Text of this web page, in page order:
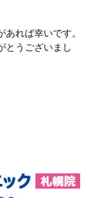
れば幸いです。
とうございまし